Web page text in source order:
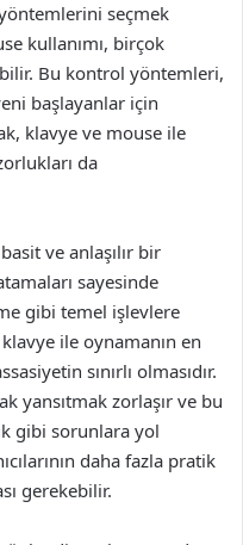
seçmek
kullanımı, birçok
Bu kontrol yöntemleri,
başlayanlar için
klavye ve mouse ile
da
ve anlaşılır bir
sayesinde
gibi temel işlevlere
ile oynamanın en
sınırlı olmasıdır.
yansıtmak zorlaşır ve bu
gibi sorunlara yol
daha fazla pratik
gerekebilir.